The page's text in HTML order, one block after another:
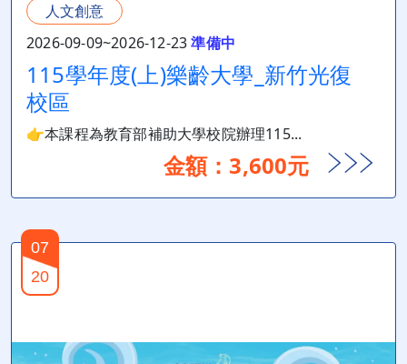
人文創意
2026-09-09~2026-12-23準備中
115學年度(上)樂齡大學_新竹光復
校區
👉本課程為教育部補助大學校院辦理115...
金額：3,600元
07
20